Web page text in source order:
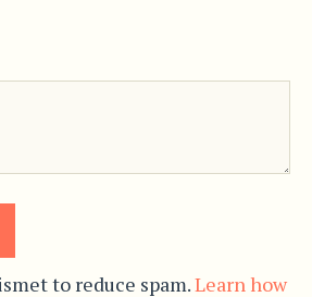
to reduce spam.Learn how